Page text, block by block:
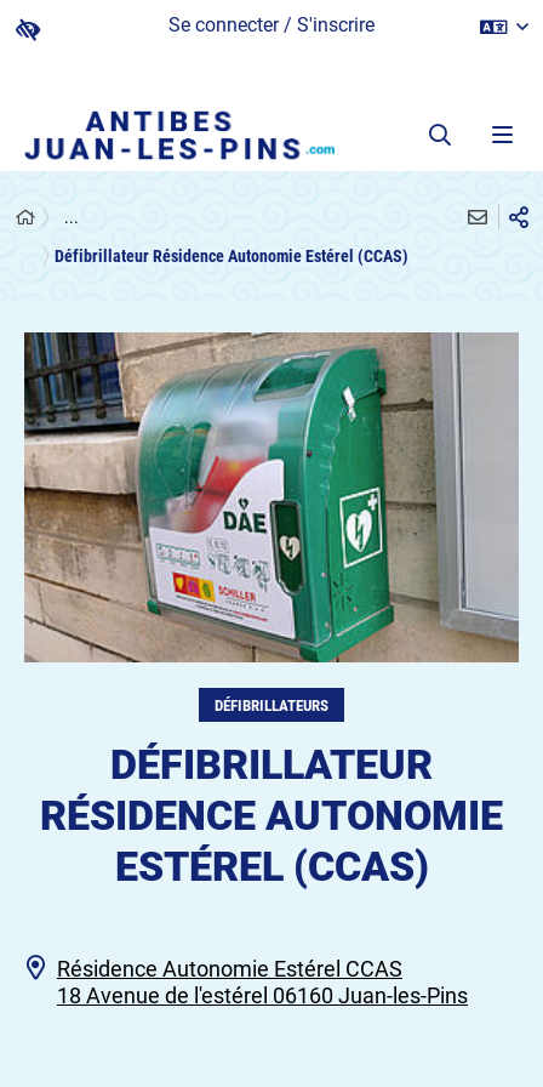
Se connecter / S'inscrire
...
Défibrillateur Résidence Autonomie Estérel (CCAS)
DÉFIBRILLATEURS
DÉFIBRILLATEUR
RÉSIDENCE AUTONOMIE
ESTÉREL (CCAS)
Résidence Autonomie Estérel CCAS
18 Avenue de l'estérel 06160 Juan-les-Pins